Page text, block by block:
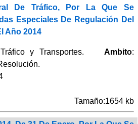
De Tráfico, Por La Que Se
Especiales De Regulación Del
Año 2014
Tráfico y Transportes. Ambito:
Tamaño:1654 kb